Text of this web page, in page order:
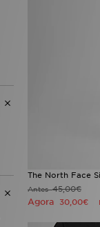
The North Face
Antes45,00€
Agora 30,00€